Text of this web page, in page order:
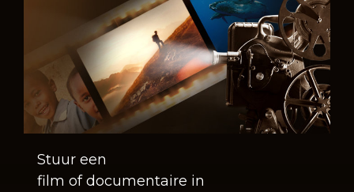
Stuur een
film of documentaire in